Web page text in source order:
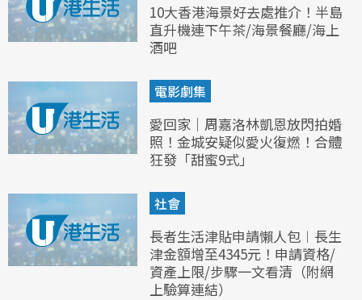
10大香港海景好去處推介！半島
直升機連下午茶/海景餐廳/海上
酒吧
電影劇集
愛回家｜周嘉洛林凱恩放閃拍婚
照！金城安疑似愛火復燃！合體
狂發「甜蜜9式」
社會
長者生活津貼申請懶人包︱長生
津金額增至4345元！申請資格/
資產上限/步驟一文看清（附網
上驗算連結）